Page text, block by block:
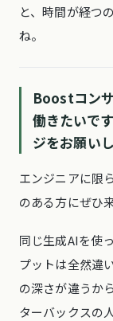
と、時間が経つ
ね。
Boostコン
働きたいで
ジをお願いし
エンジニアに限
のある方にぜひ
同じ生成AIを使
プットは全然違
の深さが違うか
ターバックスの